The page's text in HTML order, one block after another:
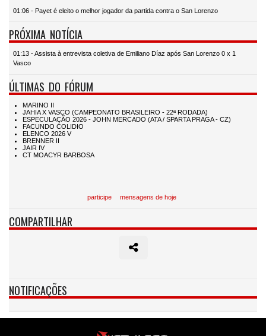
01:06 - Payet é eleito o melhor jogador da partida contra o San Lorenzo
PRÓXIMA NOTÍCIA
01:13 - Assista à entrevista coletiva de Emiliano Díaz após San Lorenzo 0 x 1
Vasco
ÚLTIMAS DO FÓRUM
participe mensagens de hoje
COMPARTILHAR
NOTIFICAÇÕES